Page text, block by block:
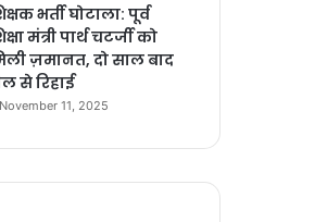
भर्ती घोटाला: पूर्व
मंत्री पार्थ चटर्जी को
ज़मानत, दो साल बाद
से रिहाई
November 11, 2025